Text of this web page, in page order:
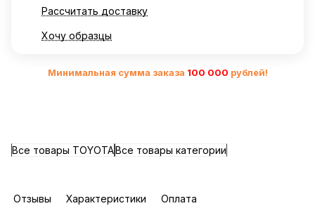
Рассчитать доставку
Хочу образцы
Минимальная сумма заказа 100 000 рублей!
Все товары TOYOTAВсе товары категории
Отзывы Характеристики Оплата